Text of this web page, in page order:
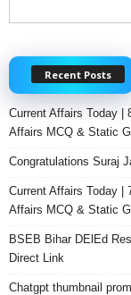
Recent Posts
Current Affairs Today |
Affairs MCQ & Static
Congratulations Suraj
Current Affairs Today |
Affairs MCQ & Static
BSEB Bihar DElEd
Direct Link
Chatgpt thumbnail